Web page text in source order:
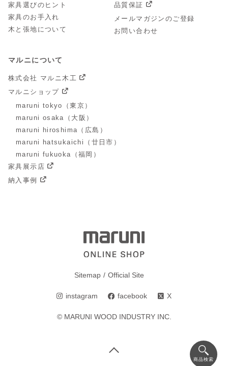
家具選びのヒント
家具のお手入れ
木と張地について
品質保証
メールマガジンのご登録
お問い合わせ
マルニについて
株式会社 マルニ木工
マルニショップ
maruni tokyo（東京）
maruni osaka（大阪）
maruni hiroshima（広島）
maruni hatsukaichi（廿日市）
maruni fukuoka（福岡）
家具展示店
納入事例
Sitemap Official Site
instagram facebook X
© MARUNI WOOD INDUSTRY INC.
商品検索